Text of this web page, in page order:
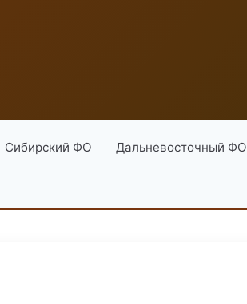
Сибирский ФО Дальневосточный ФО